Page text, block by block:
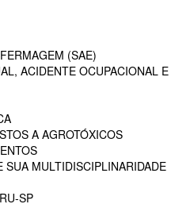
(SAE)
ACIDENTE OCUPACIONAL
A AGROTÓXICOS
MULTIDISCIPLINARIDADE
SP